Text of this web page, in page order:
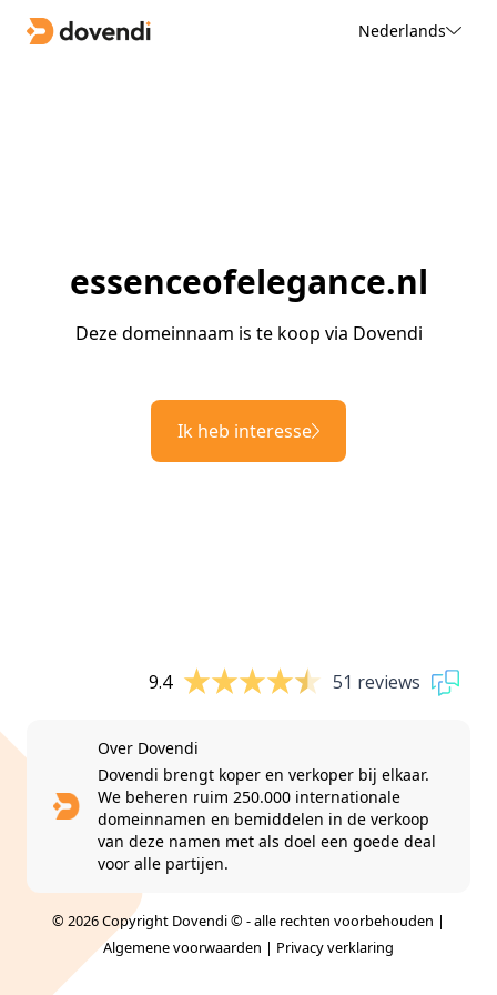
Nederlands
essenceofelegance.nl
Deze domeinnaam is te koop via Dovendi
Ik heb interesse
9.4 51 reviews
Over Dovendi
Dovendi brengt koper en verkoper bij elkaar.
We beheren ruim 250.000 internationale
domeinnamen en bemiddelen in de verkoop
van deze namen met als doel een goede deal
voor alle partijen.
© 2026 Copyright Dovendi © - alle rechten voorbehouden |
Algemene voorwaarden | Privacy verklaring